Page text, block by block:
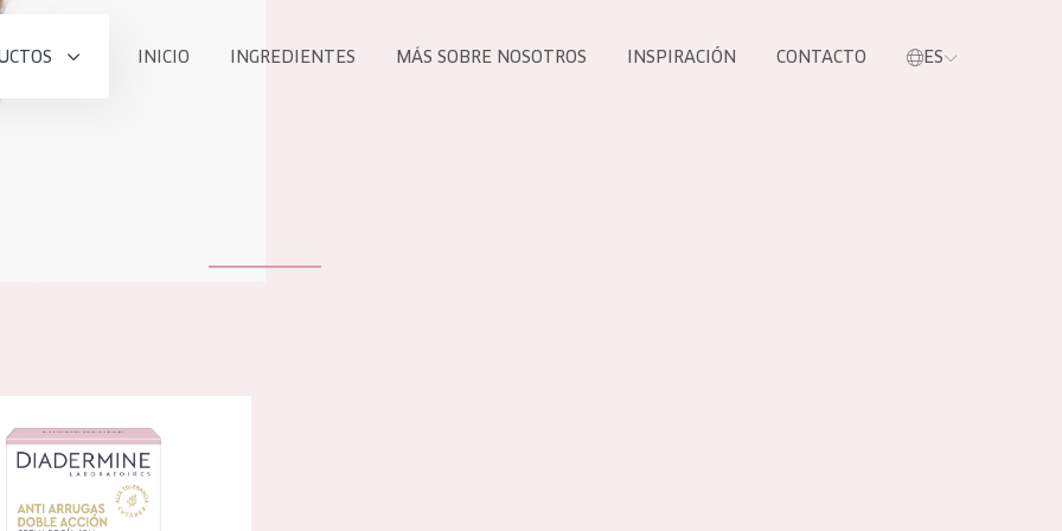
EDAD
Todas las edades
INICIO INGREDIENTES MÁS SOBRE NOSOTROS INSPIRACIÓN CONTACTO ES